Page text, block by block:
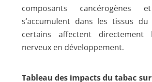
composants cancérogènes
s’accumulent dans les tissus
certains affectent directement
nerveux en développement.
Tableau des impacts du tabac